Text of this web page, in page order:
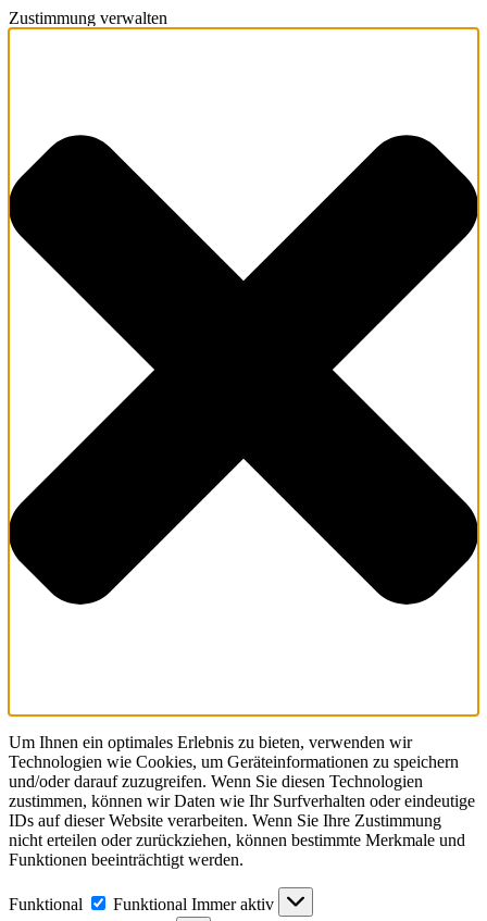
Zustimmung verwalten
Um Ihnen ein optimales Erlebnis zu bieten, verwenden wir
Technologien wie Cookies, um Geräteinformationen zu speichern
und/oder darauf zuzugreifen. Wenn Sie diesen Technologien
zustimmen, können wir Daten wie Ihr Surfverhalten oder eindeutige
IDs auf dieser Website verarbeiten. Wenn Sie Ihre Zustimmung
nicht erteilen oder zurückziehen, können bestimmte Merkmale und
Funktionen beeinträchtigt werden.
Funktional Funktional Immer aktiv